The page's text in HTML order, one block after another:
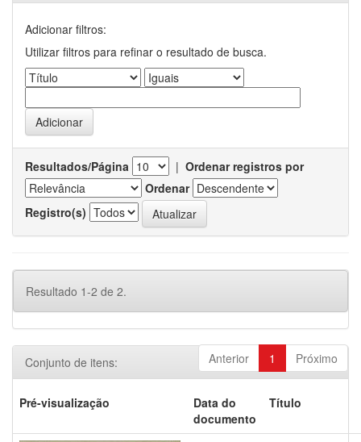
Adicionar filtros:
Utilizar filtros para refinar o resultado de busca.
Resultados/Página | Ordenar registros por
Ordenar
Registro(s)
Resultado 1-2 de 2.
Anterior 1 Próximo
Conjunto de itens:
Pré-visualização
Data do
documento
Título